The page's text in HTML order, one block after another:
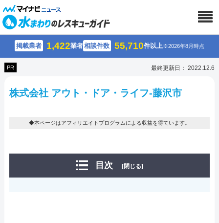
掲載業者 1,422業者相談件数 55,710件以上※2026年8月時点
PR 最終更新日： 2022.12.6
株式会社 アウト・ドア・ライフ-藤沢市
◆本ページはアフィリエイトプログラムによる収益を得ています。
目次 [閉じる]